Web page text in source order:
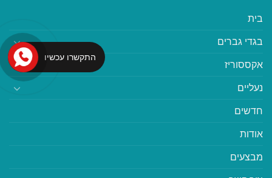
בית
בגדי גברים
אקססוריז
נעליים
חדשים
אודות
מבצעים
התקשרו עכשיו